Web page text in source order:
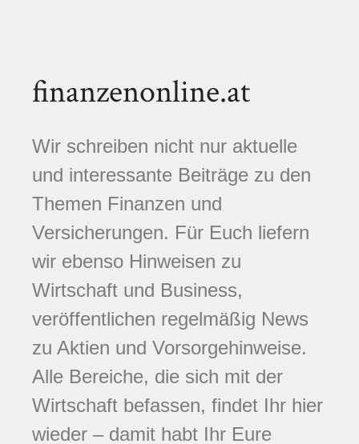
finanzenonline.at
Wir schreiben nicht nur aktuelle
und interessante Beiträge zu den
Themen Finanzen und
Versicherungen. Für Euch liefern
wir ebenso Hinweisen zu
Wirtschaft und Business,
veröffentlichen regelmäßig News
zu Aktien und Vorsorgehinweise.
Alle Bereiche, die sich mit der
Wirtschaft befassen, findet Ihr hier
wieder – damit habt Ihr Eure